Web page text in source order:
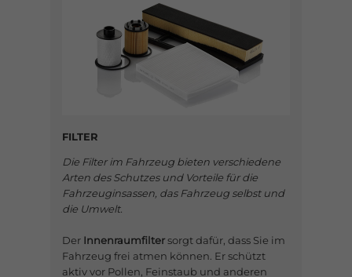
FILTER
Die Filter im Fahrzeug bieten verschiedene
Arten des Schutzes und Vorteile für die
Fahrzeuginsassen, das Fahrzeug selbst und
die Umwelt.
Der Innenraumfiltersorgt dafür, dass Sie im
Fahrzeug frei atmen können. Er schützt
aktiv vor Pollen, Feinstaub und anderen